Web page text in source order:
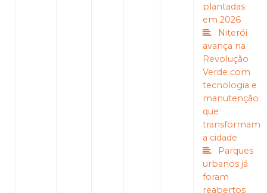
plantadas
em 2026
Niterói
avança na
Revolução
Verde com
tecnologia e
manutenção
que
transformam
a cidade
Parques
urbanos já
foram
reabertos